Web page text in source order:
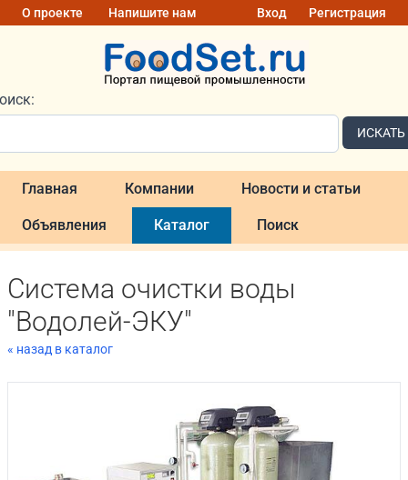
О проекте Напишите нам Вход Регистрация
ИСКАТЬ
Главная Компании Новости и статьи
Объявления Каталог Поиск
Система очистки воды
"Водолей-ЭКУ"
« назад в каталог